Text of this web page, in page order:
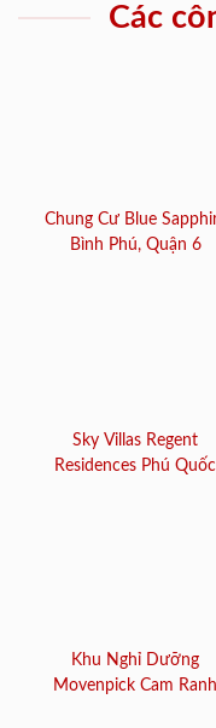
Các
Chung Cư Blue
Bình Phú, Quận 6
Sky Villas Regent
Residences Phú Quốc
Khu Nghỉ Dưỡng
Movenpick Cam Ranh